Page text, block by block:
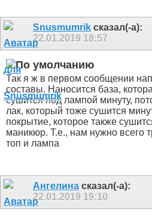
Snusmumrik сказал(-а):
22.01.2019 18:57
Так я ж в первом сообщении
составы. Наносится база,
сушится под лампой минуту,
лак, который тоже сушится
покрытие, которое также
маникюр. Т.е., нам нужно всего
топ и лампа
Ангелина сказал(-а):
22.01.2019 19:10